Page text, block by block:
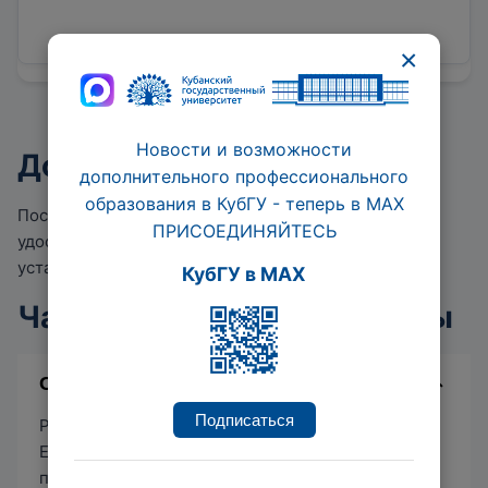
Документ об окончании
После успешного завершения курса вы получите
удостоверение о повышении квалификации
установленного образца.
Часто задаваемые вопросы
С кем оперативно связаться?
Руководитель направления:
Елена Владимировна Ерохина, кандидат
психологических наук, доцент, кафедра
×
Новости и возможности
дополнительного профессионального
образования в КубГУ - теперь в МАХ
ПРИСОЕДИНЯЙТЕСЬ
КубГУ в MAX
Подписаться